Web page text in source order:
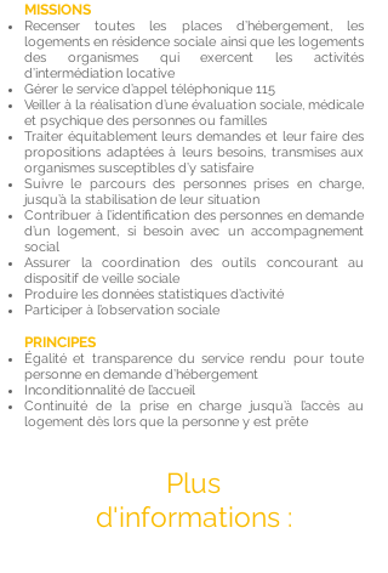
MISSIONS
Recenser toutes les places d’hébergement, les
logements en résidence sociale ainsi que les logements
des organismes qui exercent les activités
d’intermédiation locative
Gérer le service d’appel téléphonique 115
Veiller à la réalisation d’une évaluation sociale, médicale
et psychique des personnes ou familles
Traiter équitablement leurs demandes et leur faire des
propositions adaptées à leurs besoins, transmises aux
organismes susceptibles d’y satisfaire
Suivre le parcours des personnes prises en charge,
jusqu’à la stabilisation de leur situation
Contribuer à l’identification des personnes en demande
d’un logement, si besoin avec un accompagnement
social
Assurer la coordination des outils concourant au
dispositif de veille sociale
Produire les données statistiques d’activité
Participer à l’observation sociale
PRINCIPES
Égalité et transparence du service rendu pour toute
personne en demande d’hébergement
Inconditionnalité de l’accueil
Continuité de la prise en charge jusqu’à l’accès au
logement dès lors que la personne y est prête
Plus
d'informations :